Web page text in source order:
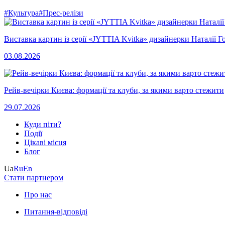
#Культура#Прес-релізи
Виставка картин із серії «JYTTIA Kvitka» дизайнерки Наталії
03.08.2026
Рейв-вечірки Києва: формації та клуби, за якими варто стежити
29.07.2026
Куди піти?
Події
Цікаві місця
Блог
UaRuEn
Стати партнером
Про нас
Питання-відповіді